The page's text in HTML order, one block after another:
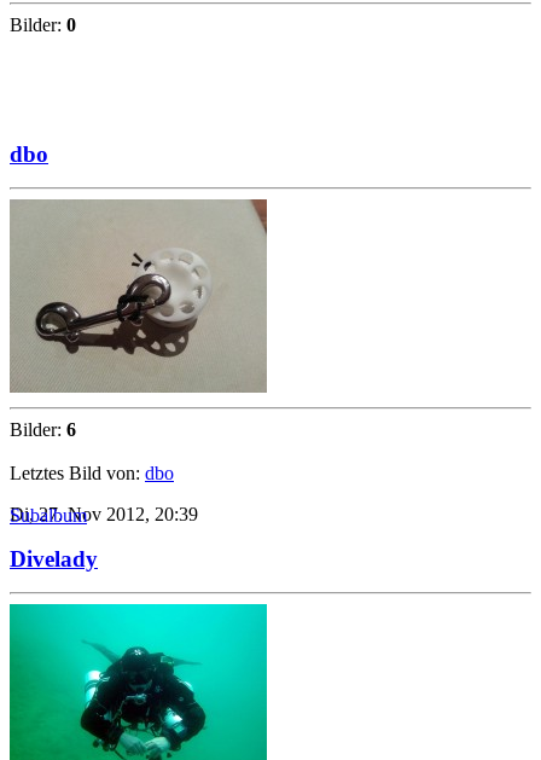
Bilder: 0
dbo
Bilder: 6
Letztes Bild von: dbo
Di, 27. Nov 2012, 20:39
Subalbum
Divelady